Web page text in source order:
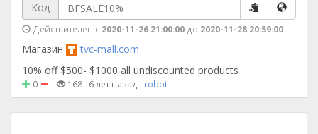
Код
Действителен с 2020-11-26 21:00:00 до 2020-11-28 20:59:00
Магазин
tvc-mall.com
10% off $500- $1000 all undiscounted products
0 168 6 лет назад robot